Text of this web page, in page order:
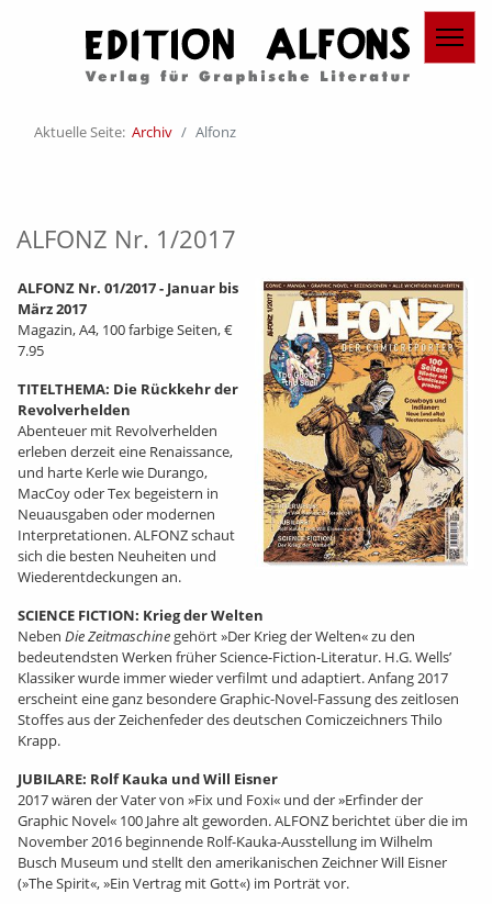
Aktuelle Seite: Archiv Alfonz
ALFONZ Nr. 1/2017
ALFONZ Nr. 01/2017 - Januar bis
März 2017
Magazin, A4, 100 farbige Seiten, €
7.95
TITELTHEMA: Die Rückkehr der
Revolverhelden
Abenteuer mit Revolverhelden
erleben derzeit eine Renaissance,
und harte Kerle wie Durango,
MacCoy oder Tex begeistern in
Neuausgaben oder modernen
Interpretationen. ALFONZ schaut
sich die besten Neuheiten und
Wiederentdeckungen an.
SCIENCE FICTION: Krieg der Welten
Neben Die Zeitmaschinegehört »Der Krieg der Welten« zu den
bedeutendsten Werken früher Science-Fiction-Literatur. H.G. Wells’
Klassiker wurde immer wieder verfilmt und adaptiert. Anfang 2017
erscheint eine ganz besondere Graphic-Novel-Fassung des zeitlosen
Stoffes aus der Zeichenfeder des deutschen Comiczeichners Thilo
Krapp.
JUBILARE: Rolf Kauka und Will Eisner
2017 wären der Vater von »Fix und Foxi« und der »Erfinder der
Graphic Novel« 100 Jahre alt geworden. ALFONZ berichtet über die im
November 2016 beginnende Rolf-Kauka-Ausstellung im Wilhelm
Busch Museum und stellt den amerikanischen Zeichner Will Eisner
(»The Spirit«, »Ein Vertrag mit Gott«) im Porträt vor.